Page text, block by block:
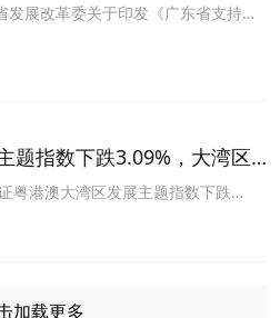
发展改革委关于印发《广东省支持人
一张网”，建设粤港澳大湾区国家枢
跨区域弹性调度的普惠算力资源。省
流程，助力人工智能OPC高效获取算
—OPC”联动机制，通过“算力券”等
能OPC提供算力支持。
题指数下跌3.09%，大湾区
基准年化收益达3.27%
粤港澳大湾区发展主题指数下跌
加载更多